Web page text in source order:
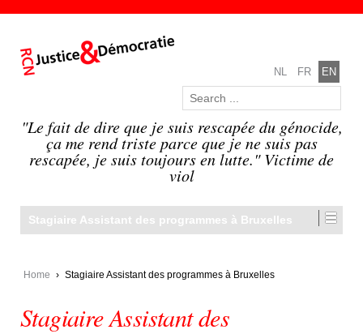
NL FR EN
"Le fait de dire que je suis rescapée du génocide,
ça me rend triste parce que je ne suis pas
rescapée, je suis toujours en lutte." Victime de
viol
Stagiaire Assistant des programmes à Bruxelles
Home › Stagiaire Assistant des programmes à Bruxelles
Stagiaire Assistant des